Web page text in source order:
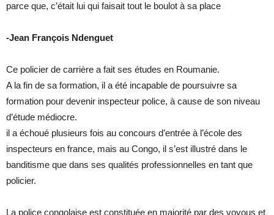
parce que, c’était lui qui faisait tout le boulot à sa place
-Jean François Ndenguet
Ce policier de carrière a fait ses études en Roumanie.
A la fin de sa formation, il a été incapable de poursuivre sa
formation pour devenir inspecteur police, à cause de son niveau
d’étude médiocre.
il a échoué plusieurs fois au concours d’entrée à l’école des
inspecteurs en france, mais au Congo, il s’est illustré dans le
banditisme que dans ses qualités professionnelles en tant que
policier.
La police congolaise est constituée en majorité par des voyous et